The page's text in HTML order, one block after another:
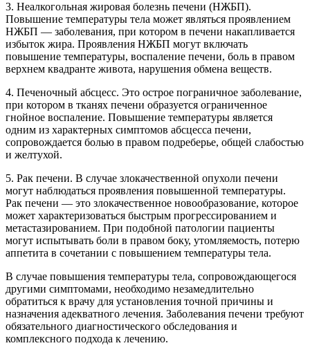
3. Неалкогольная жировая болезнь печени (НЖБП).
Повышение температуры тела может являться проявлением
НЖБП — заболевания, при котором в печени накапливается
избыток жира. Проявления НЖБП могут включать
повышение температуры, воспаление печени, боль в правом
верхнем квадранте живота, нарушения обмена веществ.
4. Печеночный абсцесс. Это острое пограничное заболевание,
при котором в тканях печени образуется ограниченное
гнойное воспаление. Повышение температуры является
одним из характерных симптомов абсцесса печени,
сопровождается болью в правом подреберье, общей слабостью
и желтухой.
5. Рак печени. В случае злокачественной опухоли печени
могут наблюдаться проявления повышенной температуры.
Рак печени — это злокачественное новообразование, которое
может характеризоваться быстрым прогрессированием и
метастазированием. При подобной патологии пациенты
могут испытывать боли в правом боку, утомляемость, потерю
аппетита в сочетании с повышением температуры тела.
В случае повышения температуры тела, сопровождающегося
другими симптомами, необходимо незамедлительно
обратиться к врачу для установления точной причины и
назначения адекватного лечения. Заболевания печени требуют
обязательного диагностического обследования и
комплексного подхода к лечению.